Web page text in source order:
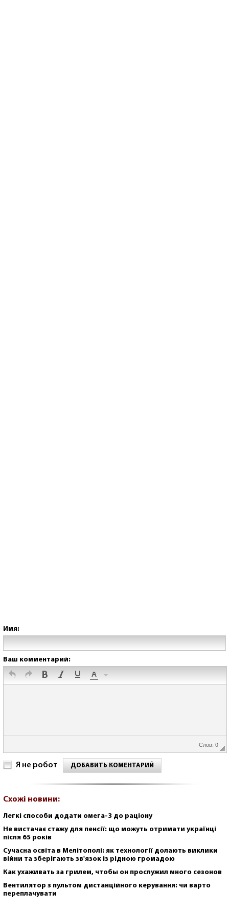
Имя:
Ваш комментарий:
Слов: 0
Я не робот ДОБАВИТЬ КОМЕНТАРИЙ
Схожі новини:
Легкі способи додати омега-3 до раціону
Не вистачає стажу для пенсії: що можуть отримати українці
після 65 років
Сучасна освіта в Мелітополі: як технології долають виклики
війни та зберігають зв'язок із рідною громадою
Как ухаживать за грилем, чтобы он прослужил много сезонов
Вентилятор з пультом дистанційного керування: чи варто
переплачувати